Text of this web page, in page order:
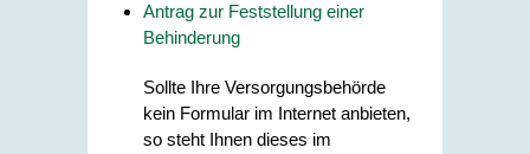
Antrag zur Feststellung einer
Behinderung
Sollte Ihre Versorgungsbehörde
kein Formular im Internet anbieten,
so steht Ihnen dieses im